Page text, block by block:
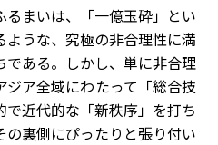
まいは、「一億玉砕」とい
ような、究極の非合理性に満
である。しかし、単に非合理
ア全域にわたって「総合技
近代的な「新秩序」を打ち
裏側にぴったりと張り付い